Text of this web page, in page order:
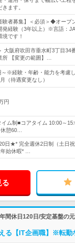
ます。
験者募集】＜必須＞◆オープ
発経験（3年以上）※言語：
です！
大阪府吹田市垂水町3丁目34
所 【変更の範囲】…
～※経験・年齢・能力を考慮
（待遇変更なし）
円
ム制■コアタイム 10:00～
憩60…
日★* 完全週休2日制（土日
始休暇* …
る
間休日120日/安定基盤の
る【IT企画職】※転勤